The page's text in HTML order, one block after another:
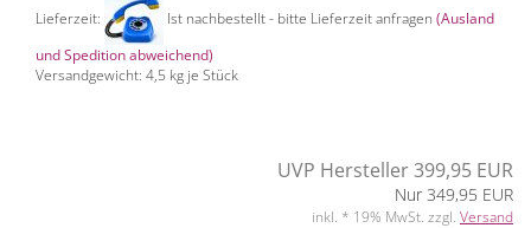
Lieferzeit:
Ist nachbestellt - bitte Lieferzeit anfragen (Ausland
und Spedition abweichend)
Versandgewicht: 4,5 kg je Stück
UVP Hersteller 399,95 EUR
Nur 349,95 EUR
inkl. * 19% MwSt. zzgl. Versand